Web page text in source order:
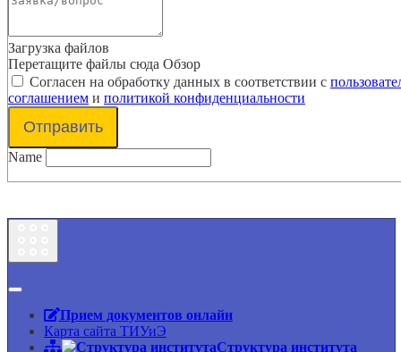
Загрузка файлов
Перетащите файлы сюда Обзор
Согласен на обработку данных в соответствии с
соглашением и политикой конфиденциальности
Отправить
Name
Прием документов онлайн
Карта сайта ТИУиЭ
Структура института